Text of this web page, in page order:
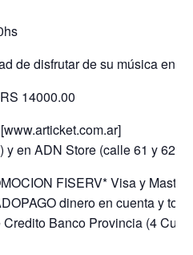
de disfrutar de su música en
14000.00
en ADN Store (calle 61 y 62).
FISERV* Visa y
dinero en cuenta y
Credito Banco Provincia (4